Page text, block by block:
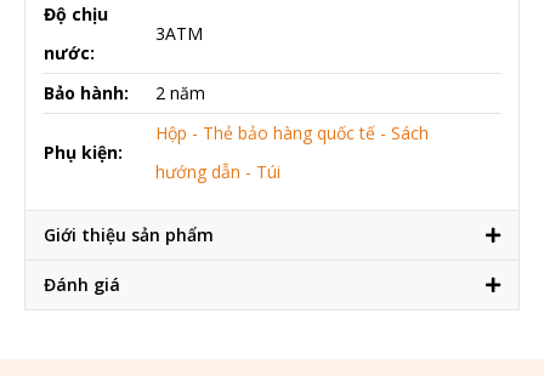
Độ chịu
nước:
3ATM
Bảo hành: 2 năm
Phụ kiện:
Hộp - Thẻ bảo hàng quốc tế - Sách
hướng dẫn - Túi
Giới thiệu sản phẩm
Đánh giá